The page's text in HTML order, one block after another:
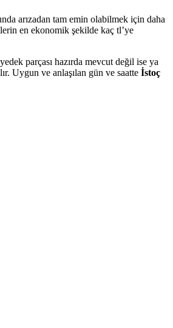
arızadan tam emin olabilmek için daha
en ekonomik şekilde kaç tl’ye
parçası hazırda mevcut değil ise ya
Uygun ve anlaşılan gün ve saatte İstoç